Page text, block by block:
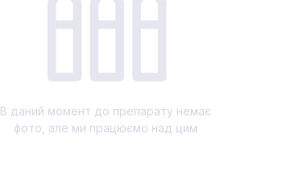
В даний момент до препарату немає
фото, але ми працюємо над цим